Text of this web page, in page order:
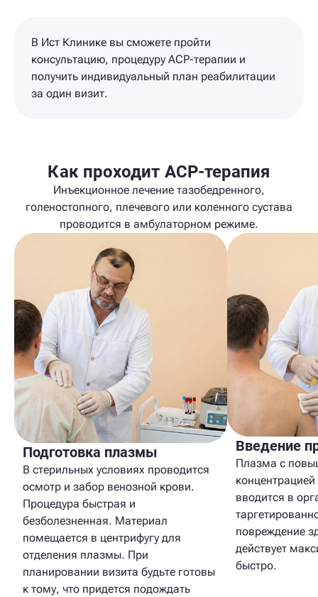
В Ист Клинике вы сможете пройти
консультацию, процедуру ACP-терапии и
получить индивидуальный план реабилитации
за один визит.
Как проходит ACP-терапия
Инъекционное лечение тазобедренного,
голеностопного, плечевого или коленного сустава
проводится в амбулаторном режиме.
Подготовка плазмы
В стерильных условиях проводится
осмотр и забор венозной крови.
Процедура быстрая и
безболезненная. Материал
помещается в центрифугу для
отделения плазмы. При
планировании визита будьте готовы
к тому, что придется подождать
Введение
Плазма с
вводится в
повреждение
действует
быстро.